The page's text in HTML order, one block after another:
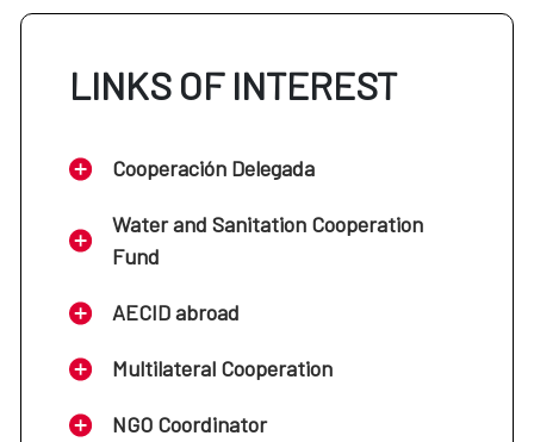
LINKS OF INTEREST
Cooperación Delegada
Water and Sanitation Cooperation
Fund
AECID abroad
Multilateral Cooperation
NGO Coordinator